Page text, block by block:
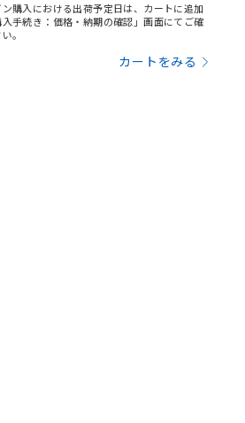
ン購入における出荷予定日は、カートに追加
手続き：価格・納期の確認」画面にてご確
。
カートをみる